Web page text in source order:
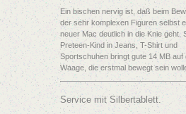
Ein bischen nervig ist, daß beim
der sehr komplexen Figuren selbst
neuer Mac deutlich in die Knie geht.
Preteen-Kind in Jeans, T-Shirt und
Sportschuhen bringt gute 14 MB auf
Waage, die erstmal bewegt sein
Service mit Silbertablett.